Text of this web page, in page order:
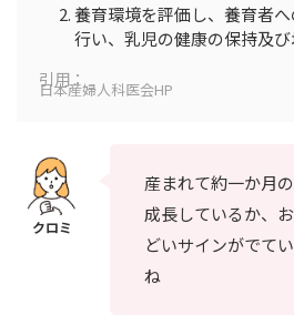
養育環境を評価し、養育者
行い、乳児の健康の保持及び
引用：
日本産婦人科医会HP
産まれて約一か月
成長しているか、
どいサインがでて
ね